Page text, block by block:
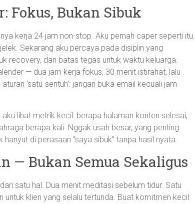
Fokus, Bukan Sibuk
kerja 24 jam non-stop. Aku pernah caper seperti itu.
Sekarang aku percaya pada disiplin yang
recovery, dan batas tegas untuk waktu keluarga.
— dua jam kerja fokus, 30 menit istirahat, lalu
‘satu-sentuh’: jangan buka email kecuali jam
lihat metrik kecil: berapa halaman konten selesai,
berapa kali. Nggak usah besar, yang penting
di perasaan “saya sibuk” tanpa hasil nyata.
— Bukan Semua Sekaligus
satu hal. Dua menit meditasi sebelum tidur. Satu
untuk klien yang selalu tertunda. Buat komitmen kecil